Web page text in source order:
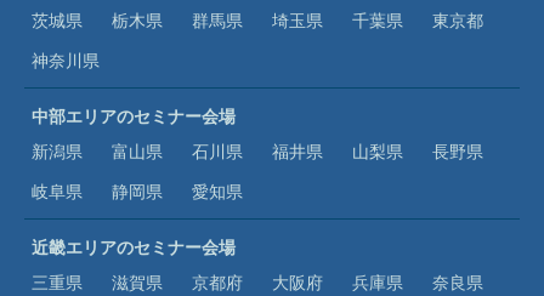
茨城県
栃木県 群馬県 埼玉県 千葉県
東京都
神奈川県
中部エリアのセミナー会場
新潟県
富山県 石川県 福井県 山梨県
長野県
岐阜県
静岡県 愛知県
近畿エリアのセミナー会場
三重県
滋賀県 京都府 大阪府 兵庫県
奈良県